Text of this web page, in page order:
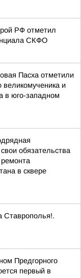
РФ отметил
СКФО
Пасха отметили
великомученика и
в юго-западном
обязательства
ремонта
в сквере
Ставрополья!.
Предгорного
первый в